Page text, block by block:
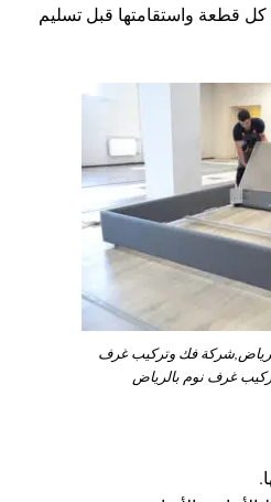
كل قطعة واستقامتها قبل تسليم
فك وتركيب غرف
غرف نوم بالرياض